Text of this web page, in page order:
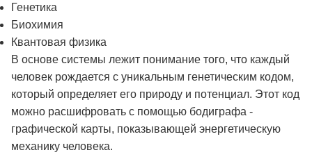
Генетика
Биохимия
Квантовая физика
В основе системы лежит понимание того, что каждый
человек рождается с уникальным генетическим кодом,
который определяет его природу и потенциал. Этот код
можно расшифровать с помощью бодиграфа -
графической карты, показывающей энергетическую
механику человека.